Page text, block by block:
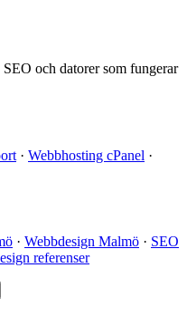
och datorer som fungerar
· Webbhosting cPanel ·
· Webbdesign Malmö · SEO
referenser